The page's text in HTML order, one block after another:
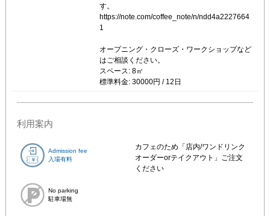
す。
https://note.com/coffee_note/n/ndd4a2227664
1
オープニング・クローズ・ワークショップなど
スペース: 8㎡
標準料金: 30000円 / 12 日
利用案内
Admission fee
入場有料
カフェのため「店内/ワンドリンク
オーダーorテイクアウト」ご注文
ください
No parking
駐車場無